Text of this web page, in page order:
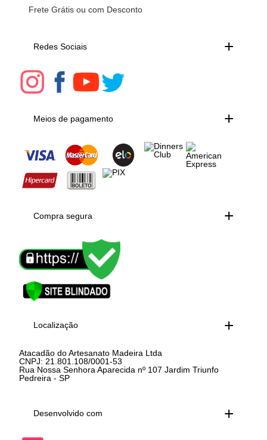
Frete Grátis ou com Desconto
Redes Sociais
Meios de pagamento
Compra segura
Localização
Atacadão do Artesanato Madeira Ltda
CNPJ: 21.801.108/0001-53
Rua Nossa Senhora Aparecida nº 107 Jardim Triunfo
Pedreira - SP
Desenvolvido com